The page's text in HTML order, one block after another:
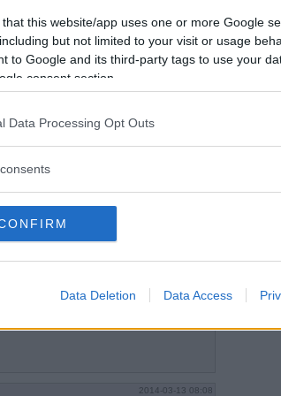
that this website/app uses one or more Google
but not limited to your visit or usage
to Google and its third-party tags to use your
consent section.
Data Processing Opt Outs
Data Deletion Data Access
inte så jätteroligt kanske.
2014-03-13 07:04
2014-03-13 08:08
Vill